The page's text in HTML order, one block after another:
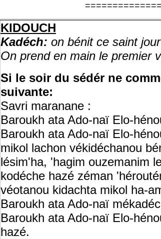
KIDOUCH
Kadéch: on bénit ce saint
On prend en main le premier
Si le soir du sédér ne
suivante:
Savri maranane :
Baroukh ata Ado-naï Elo-
Baroukh ata Ado-naï Elo-
mikol lachon vékidéchanou
lésim'ha, 'hagim ouzemanim
kodéche hazé zéman
véotanou kidachta mikol ha-
Baroukh ata Ado-naï
Baroukh ata Ado-naï Elo-
hazé.